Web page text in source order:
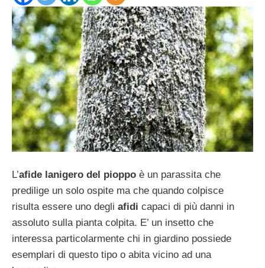
L’afide lanigero del pioppo è un parassita che
predilige un solo ospite ma che quando colpisce
risulta essere uno degli afidi capaci di più danni in
assoluto sulla pianta colpita. E’ un insetto che
interessa particolarmente chi in giardino possiede
esemplari di questo tipo o abita vicino ad una